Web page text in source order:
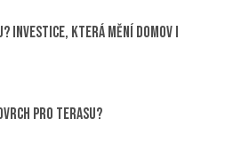
Investice, která mění domov i
pro terasu?